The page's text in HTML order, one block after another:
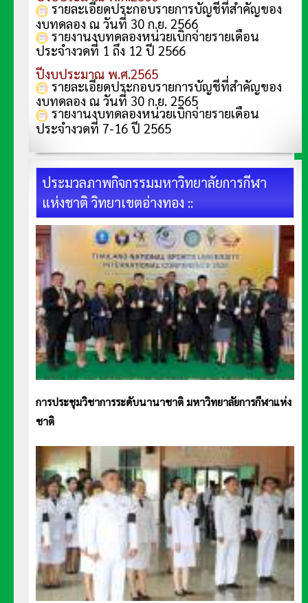
รายละเอียดประกอบรายการบัญชีที่สำคัญของ
งบทดลอง ณ วันที่ 30 ก.ย. 2566
รายงานงบทดลองหน่วยเบิกจ่ายรายเดือน
ประจำงวดที่ 1 ถึง 12 ปี 2566
ปีงบประมาณ พ.ศ.2565
รายละเอียดประกอบรายการบัญชีที่สำคัญของ
งบทดลอง ณ วันที่ 30 ก.ย. 2565
รายงานงบทดลองหน่วยเบิกจ่ายรายเดือน
ประจำงวดที่ 7-16 ปี 2565
ประมวลภาพกิจกรรมมหาวิทยาลัยการกีฬา
แห่งชาติ วิทยาเขตอ่างทอง ::
การประชุมวิชาการระดับนานาชาติ มหาวิทยาลัยการกีฬาแห่ง
ชาติ